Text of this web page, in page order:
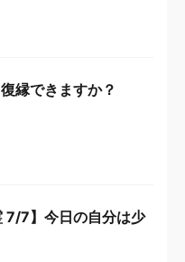
縁できますか？
7/7】今日の自分は少